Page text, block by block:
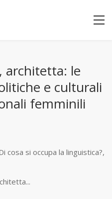
architetta: le
e culturali
femminili
cosa si occupa la linguistica?,